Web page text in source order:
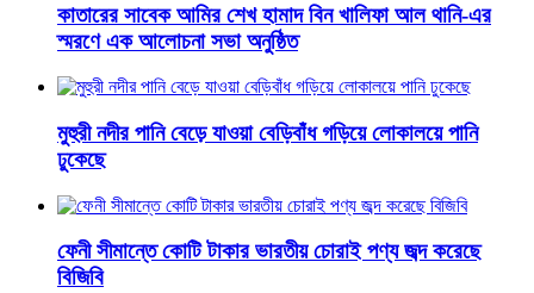
কাতারের সাবেক আমির শেখ হামাদ বিন খালিফা আল থানি-এর
স্মরণে এক আলোচনা সভা অনুষ্ঠিত
মুহুরী নদীর পানি বেড়ে যাওয়া বেড়িবাঁধ গড়িয়ে লোকালয়ে পানি
ঢুকেছে
ফেনী সীমান্তে কোটি টাকার ভারতীয় চোরাই পণ্য জব্দ করেছে
বিজিবি